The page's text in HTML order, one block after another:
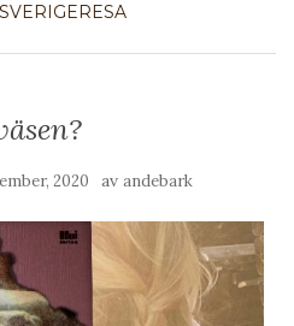
2020 av andebark